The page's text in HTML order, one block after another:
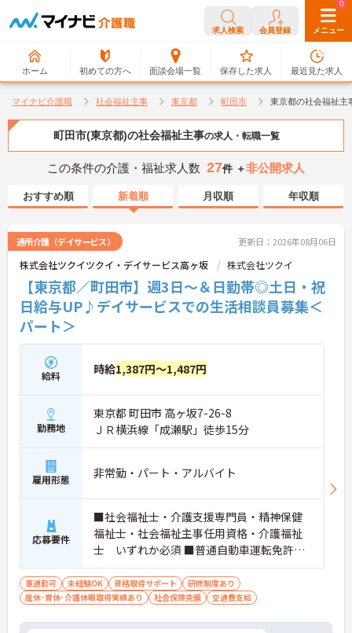
求人検索 会員登録 メニュー
ホーム 初めての方へ 面談会場一覧
0
保存した求人
0
最近見た求人
マイナビ介護職 社会福祉主事 東京都 町田市 東京都の社会福祉主
町田市(東京都)の社会福祉主事の求人・転職一覧
この条件の介護・福祉求人数 27件 ＋非公開求人
おすすめ順 新着順 月収順 年収順
通所介護（デイサービス） 更新日：2026年08月06日
株式会社ツクイツクイ・デイサービス高ヶ坂 株式会社ツクイ
【東京都／町田市】週3日～＆日勤帯◎土日・祝
日給与UP♪デイサービスでの生活相談員募集＜
パート＞
給料 時給1,387円～1,487円
勤務地
東京都 町田市 高ヶ坂7-26-8
ＪＲ横浜線「成瀬駅」徒歩15分
雇用形態 非常勤・パート・アルバイト
応募要件
■社会福祉士・介護支援専門員・精神保健
福祉士・社会福祉主事任用資格・介護福祉
士 いずれか必須 ■普通自動車運転免許
（ＡＴ限定可）／歓迎 ■経験不問（あれば
尚可）
車通勤可 未経験OK 資格取得サポート
研修制度あり
産休･育休･介護休暇取得実績あり
社会保険完備 交通費支給